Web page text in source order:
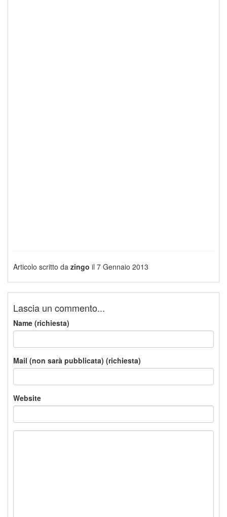
Articolo scritto da zingo il 7 Gennaio 2013
Lascia un commento...
Name (richiesta)
Mail (non sarà pubblicata) (richiesta)
Website